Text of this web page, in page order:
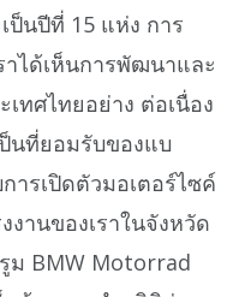
ป็นปีที่ 15 แห่ง การ
าได้เห็นการพัฒนาและ
ทศไทยอย่าง ต่อเนื่อง
นที่ยอมรับของแบ
ารเปิดตัวมอเตอร์ไซค์
งานของเราในจังหวัด
ม BMW Motorrad